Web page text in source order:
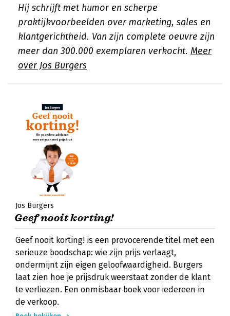
Hij schrijft met humor en scherpe
praktijkvoorbeelden over marketing, sales en
klantgerichtheid. Van zijn complete oeuvre zijn
meer dan 300.000 exemplaren verkocht. Meer
over Jos Burgers
Jos Burgers
Geef nooit korting!
Geef nooit korting! is een provocerende titel met een
serieuze boodschap: wie zijn prijs verlaagt,
ondermijnt zijn eigen geloofwaardigheid. Burgers
laat zien hoe je prijsdruk weerstaat zonder de klant
te verliezen. Een onmisbaar boek voor iedereen in
de verkoop.